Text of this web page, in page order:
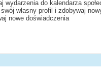
wydarzenia do kalendarza
własny profil i zdobywaj
nowe doświadczenia